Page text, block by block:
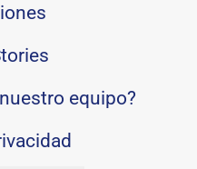
equipo?